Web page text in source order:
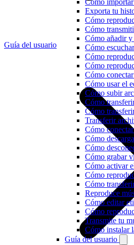
Cómo
Exporta tu
Cómo
Cómo
Cómo añadir
Cómo
Cómo
Cómo
Cómo
Cómo usar el
Cómo subir
Cómo
Cómo
Transferir
Cómo
Cómo
Cómo
Cómo grabar
Cómo activar
Cómo
Cómo
Reproduce
Cómo editar
Cómo
Transmite tu
Cómo instalar
Guía del usuario
Guía del usuario